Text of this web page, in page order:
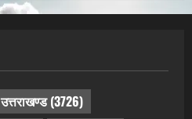
उत्तराखण्ड(3726)